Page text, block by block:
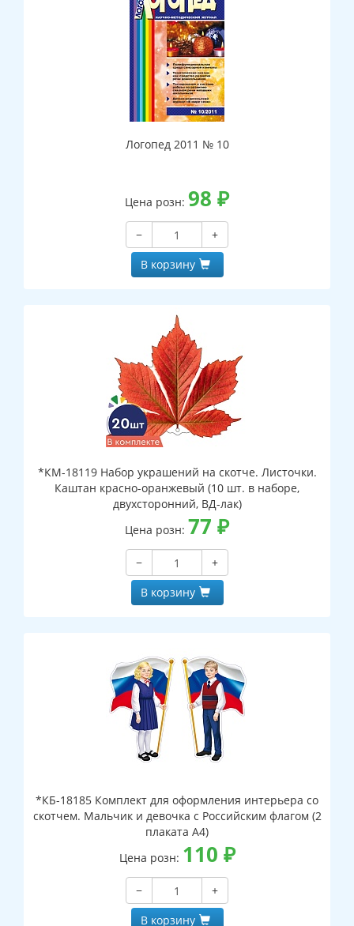
Логопед 2011 № 10
Цена розн: 98 ₽
−
+
В корзину
*КМ-18119 Набор украшений на скотче. Листочки.
Каштан красно-оранжевый (10 шт. в наборе,
двухсторонний, ВД-лак)
Цена розн: 77 ₽
−
+
В корзину
*КБ-18185 Комплект для оформления интерьера со
скотчем. Мальчик и девочка с Российским флагом (2
плаката А4)
Цена розн: 110 ₽
−
+
В корзину